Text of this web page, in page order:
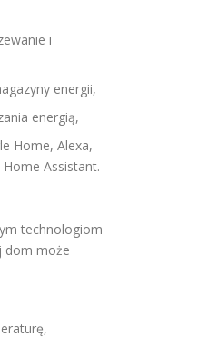
i
energii,
energią,
Home, Alexa,
Assistant.
technologiom
dom może